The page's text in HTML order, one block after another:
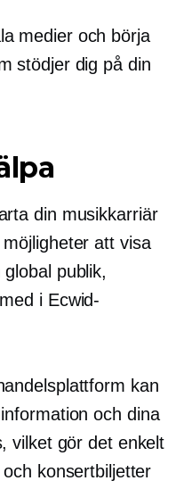
medier och börja
stödjer dig på din
din musikkarriär
att visa
publik,
i Ecwid-
kan
och dina
vilket gör det enkelt
konsertbiljetter